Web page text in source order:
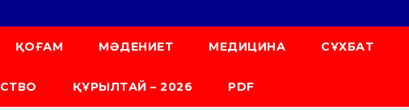
ҚОҒАМ МӘДЕНИЕТ МЕДИЦИНА СҰХБАТ
ҚҰРЫЛТАЙ – 2026 PDF